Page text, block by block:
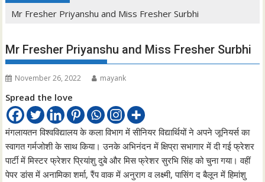
Mr Fresher Priyanshu and Miss Fresher Surbhi
Mr Fresher Priyanshu and Miss Fresher Surbhi
November 26, 2022 mayank
Spread the love
मंगलायतन विश्वविद्यालय के कला विभाग में सीनियर विद्यार्थियों ने अपने जूनियर्स का
स्वागत गर्मजोशी के साथ किया। उनके अभिनंदन में क्षिप्रा सभागार में दी गई फ्रेशर
पार्टी में मिस्टर फ्रेशर प्रियांशु दुबे और मिस फ्रेशर सुरभि सिंह को चुना गया। वहीं
पेपर डांस में अनामिका शर्मा, रैंप वाक में अनुराग व लक्ष्मी, पासिंग द बैलून में हिमांशु